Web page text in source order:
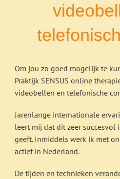
Om jou zo goed mogelijk te
Praktijk SENSUS online
videobellen en telefonische
Jarenlange internationale
leert mij dat dit zeer succesvol
geeft. Inmiddels werk ik met
actief in Nederland.
De tijden en technieken